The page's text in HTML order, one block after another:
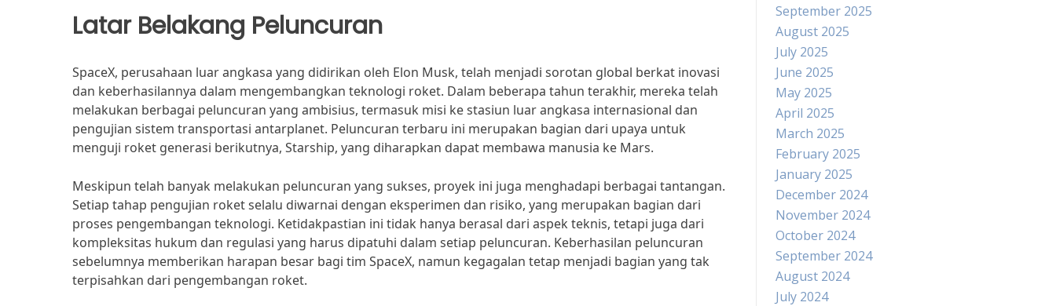
Latar Belakang Peluncuran
SpaceX, perusahaan luar angkasa yang didirikan oleh Elon Musk, telah menjadi sorotan global berkat inovasi
dan keberhasilannya dalam mengembangkan teknologi roket. Dalam beberapa tahun terakhir, mereka telah
melakukan berbagai peluncuran yang ambisius, termasuk misi ke stasiun luar angkasa internasional dan
pengujian sistem transportasi antarplanet. Peluncuran terbaru ini merupakan bagian dari upaya untuk
menguji roket generasi berikutnya, Starship, yang diharapkan dapat membawa manusia ke Mars.
Meskipun telah banyak melakukan peluncuran yang sukses, proyek ini juga menghadapi berbagai tantangan.
Setiap tahap pengujian roket selalu diwarnai dengan eksperimen dan risiko, yang merupakan bagian dari
proses pengembangan teknologi. Ketidakpastian ini tidak hanya berasal dari aspek teknis, tetapi juga dari
kompleksitas hukum dan regulasi yang harus dipatuhi dalam setiap peluncuran. Keberhasilan peluncuran
sebelumnya memberikan harapan besar bagi tim SpaceX, namun kegagalan tetap menjadi bagian yang tak
terpisahkan dari pengembangan roket.
September 2025
August 2025
July 2025
June 2025
May 2025
April 2025
March 2025
February 2025
January 2025
December 2024
November 2024
October 2024
September 2024
August 2024
July 2024